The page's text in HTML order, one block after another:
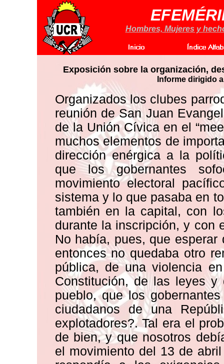
Hombres, Mujeres y
Exposición sobre la organización,
Informe dirigido
Organizados los clubes
reunión de San Juan
de la Unión Cívica en el
muchos elementos de
dirección enérgica a la
que los gobernantes
movimiento electoral
sistema y lo que pasaba en
también en la capital, con
durante la inscripción, y con
No había, pues, que
entonces no quedaba otro
pública, de una violencia
Constitución, de las leyes
pueblo, que los
ciudadanos de una
explotadores?. Tal era el
de bien, y que nosotros
el movimiento del 13 de